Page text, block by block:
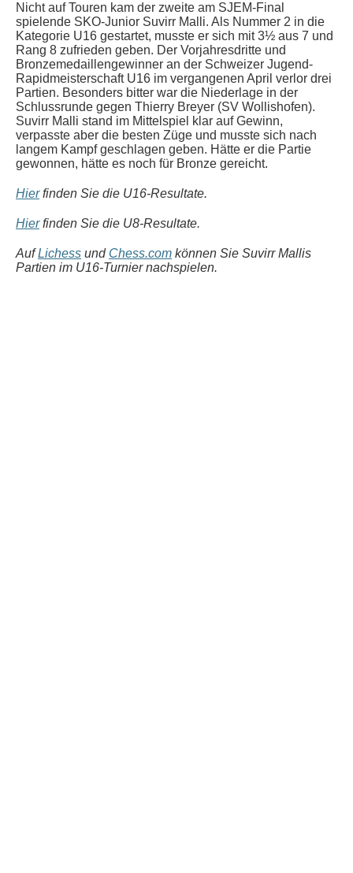
Nicht auf Touren kam der zweite am SJEM-Final
spielende SKO-Junior Suvirr Malli. Als Nummer 2 in die
Kategorie U16 gestartet, musste er sich mit 3½ aus 7 und
Rang 8 zufrieden geben. Der Vorjahresdritte und
Bronzemedaillengewinner an der Schweizer Jugend-
Rapidmeisterschaft U16 im vergangenen April verlor drei
Partien. Besonders bitter war die Niederlage in der
Schlussrunde gegen Thierry Breyer (SV Wollishofen).
Suvirr Malli stand im Mittelspiel klar auf Gewinn,
verpasste aber die besten Züge und musste sich nach
langem Kampf geschlagen geben. Hätte er die Partie
gewonnen, hätte es noch für Bronze gereicht.
Hier finden Sie die U16-Resultate.
Hier finden Sie die U8-Resultate.
AufLichess und Chess.com können Sie Suvirr Mallis
Partien im U16-Turnier nachspielen.